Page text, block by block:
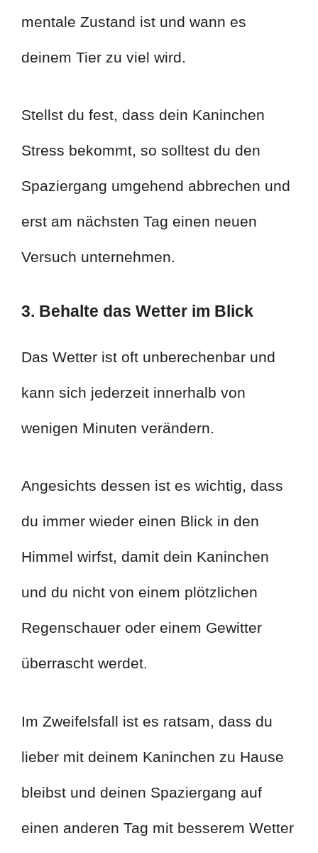
mentale Zustand ist und wann es
deinem Tier zu viel wird.
Stellst du fest, dass dein Kaninchen
Stress bekommt, so solltest du den
Spaziergang umgehend abbrechen und
erst am nächsten Tag einen neuen
Versuch unternehmen.
3. Behalte das Wetter im Blick
Das Wetter ist oft unberechenbar und
kann sich jederzeit innerhalb von
wenigen Minuten verändern.
Angesichts dessen ist es wichtig, dass
du immer wieder einen Blick in den
Himmel wirfst, damit dein Kaninchen
und du nicht von einem plötzlichen
Regenschauer oder einem Gewitter
überrascht werdet.
Im Zweifelsfall ist es ratsam, dass du
lieber mit deinem Kaninchen zu Hause
bleibst und deinen Spaziergang auf
einen anderen Tag mit besserem Wetter